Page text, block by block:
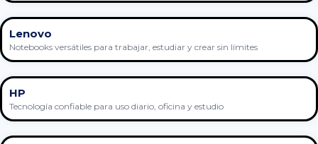
Lenovo
Notebooks versátiles para trabajar, estudiar y crear sin límites
HP
Tecnología confiable para uso diario, oficina y estudio